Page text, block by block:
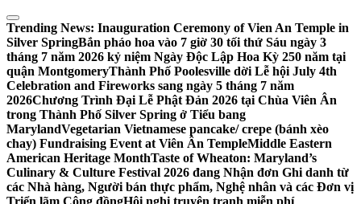
Skip
to
content
Trending News: Inauguration Ceremony of Vien An Temple in
Silver SpringBắn pháo hoa vào 7 giờ 30 tối thứ Sáu ngày 3
tháng 7 năm 2026 kỷ niệm Ngày Độc Lập Hoa Kỳ 250 năm tại
quận MontgomeryThành Phố Poolesville dời Lễ hội July 4th
Celebration and Fireworks sang ngày 5 tháng 7 năm
2026Chương Trình Đại Lễ Phật Đản 2026 tại Chùa Viên Ân
trong Thành Phố Silver Spring ở Tiểu bang
MarylandVegetarian Vietnamese pancake/ crepe (bánh xèo
chay) Fundraising Event at Viên Ân TempleMiddle Eastern
American Heritage MonthTaste of Wheaton: Maryland’s
Culinary & Culture Festival 2026 đang Nhận đơn Ghi danh từ
các Nhà hàng, Người bán thực phẩm, Nghệ nhân và các Đơn vị
Triển lãm Cộng đồngHội nghị truyện tranh miễn phí